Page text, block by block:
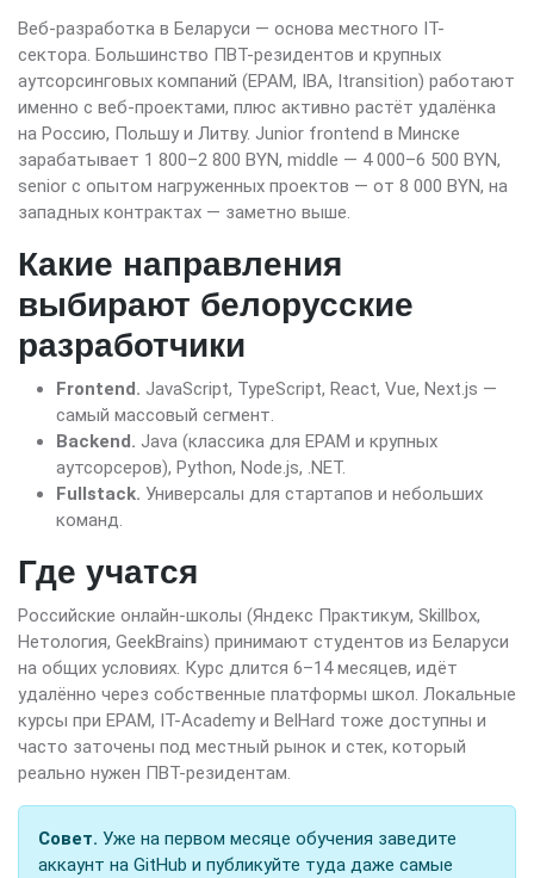
Веб-разработка в Беларуси — основа местного IT-
сектора. Большинство ПВТ-резидентов и крупных
аутсорсинговых компаний (EPAM, IBA, Itransition) работают
именно с веб-проектами, плюс активно растёт удалёнка
на Россию, Польшу и Литву. Junior frontend в Минске
зарабатывает 1 800–2 800 BYN, middle — 4 000–6 500 BYN,
senior с опытом нагруженных проектов — от 8 000 BYN, на
западных контрактах — заметно выше.
Какие направления
выбирают белорусские
разработчики
Frontend. JavaScript, TypeScript, React, Vue, Next.js —
самый массовый сегмент.
Backend. Java (классика для EPAM и крупных
аутсорсеров), Python, Node.js, .NET.
Fullstack. Универсалы для стартапов и небольших
команд.
Где учатся
Российские онлайн-школы (Яндекс Практикум, Skillbox,
Нетология, GeekBrains) принимают студентов из Беларуси
на общих условиях. Курс длится 6–14 месяцев, идёт
удалённо через собственные платформы школ. Локальные
курсы при EPAM, IT-Academy и BelHard тоже доступны и
часто заточены под местный рынок и стек, который
реально нужен ПВТ-резидентам.
Совет. Уже на первом месяце обучения заведите
аккаунт на GitHub и публикуйте туда даже самые